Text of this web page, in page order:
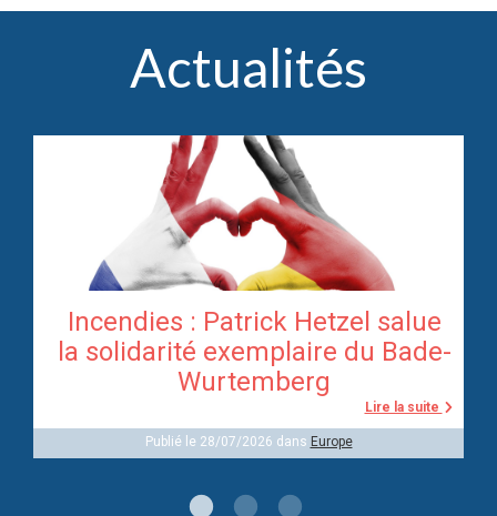
Actualités
Incendies : Patrick Hetzel salue
la solidarité exemplaire du Bade-
Wurtemberg
Lire la suite
Publié le 28/07/2026 dans Europe